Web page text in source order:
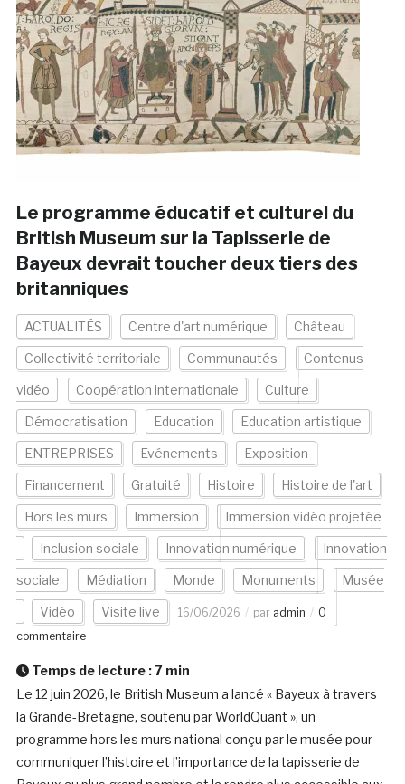
Le programme éducatif et culturel du
British Museum sur la Tapisserie de
Bayeux devrait toucher deux tiers des
britanniques
ACTUALITÉS Centre d'art numérique Château
Collectivité territoriale Communautés Contenus
vidéo Coopération internationale Culture
Démocratisation Education Education artistique
ENTREPRISES Evénements Exposition
Financement Gratuité Histoire Histoire de l'art
Hors les murs Immersion Immersion vidéo projetée
Inclusion sociale Innovation numérique Innovation
sociale Médiation Monde Monuments Musée
Vidéo Visite live 16/06/2026 par admin
0
commentaire
Temps de lecture :7 min
Le 12 juin 2026, le British Museum a lancé « Bayeux à travers
la Grande-Bretagne, soutenu par WorldQuant », un
programme hors les murs national conçu par le musée pour
communiquer l’histoire et l’importance de la tapisserie de